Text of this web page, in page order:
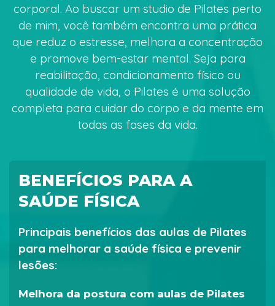
corporal. Ao buscar um studio de Pilates perto
de mim, você também encontra uma prática
que reduz o estresse, melhora a concentração
e promove bem-estar mental. Seja para
reabilitação, condicionamento físico ou
qualidade de vida, o Pilates é uma solução
completa para cuidar do corpo e da mente em
todas as fases da vida.
BENEFÍCIOS PARA A
SAÚDE FÍSICA
Principais benefícios das aulas de Pilates
para melhorar a saúde física e prevenir
lesões:
Melhora da postura com aulas de Pilates